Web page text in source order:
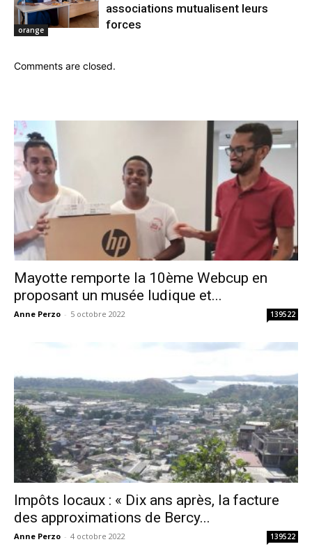
orange
associations mutualisent leurs
forces
Comments are closed.
Mayotte remporte la 10ème Webcup en
proposant un musée ludique et...
Anne Perzo - 5 octobre 2022 139522
Impôts locaux : « Dix ans après, la facture
des approximations de Bercy...
Anne Perzo - 4 octobre 2022 139522